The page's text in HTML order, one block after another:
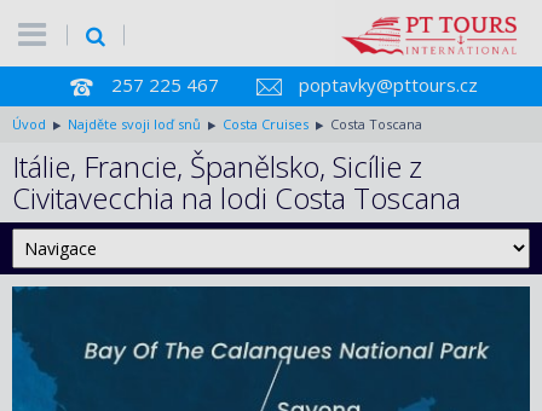
257 225 467 poptavky@pttours.cz
Úvod Najděte svoji loď snů Costa Cruises Costa Toscana
Itálie, Francie, Španělsko, Sicílie z
Civitavecchia na lodi Costa Toscana